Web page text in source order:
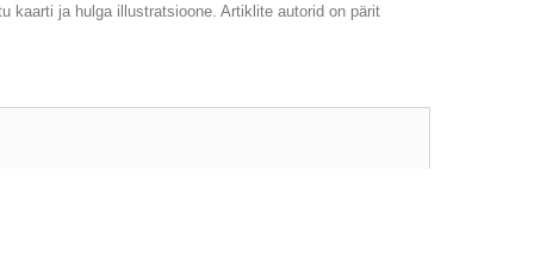
kaarti ja hulga illustratsioone. Artiklite autorid on pärit